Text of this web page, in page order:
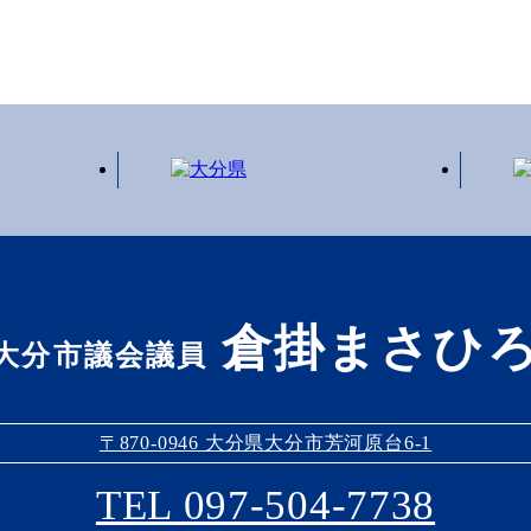
分市議会議員 倉掛まさひ
〒870-0946 大分県大分市芳河原台6-1
TEL 097-504-7738